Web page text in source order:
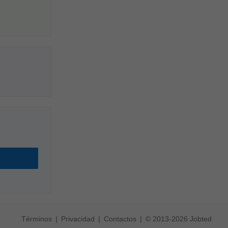
Términos Privacidad Contactos © 2013-2026 Jobted